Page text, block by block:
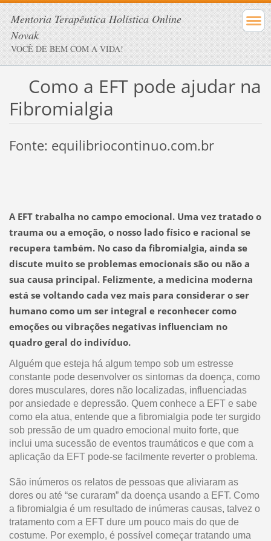
Mentoria Terapêutica Holística Online
Novak
VOCÊ DE BEM COM A VIDA!
Como a EFT pode ajudar na
Fibromialgia
Fonte: equilibriocontinuo.com.br
A EFT trabalha no campo emocional. Uma vez tratado o
trauma ou a emoção, o nosso lado físico e racional se
recupera também. No caso da fibromialgia, ainda se
discute muito se problemas emocionais são ou não a
sua causa principal. Felizmente, a medicina moderna
está se voltando cada vez mais para considerar o ser
humano como um ser integral e reconhecer como
emoções ou vibrações negativas influenciam no
quadro geral do indivíduo.
Alguém que esteja há algum tempo sob um estresse
constante pode desenvolver os sintomas da doença, como
dores musculares, dores não localizadas, influenciadas
por ansiedade e depressão. Quem conhece a EFT e sabe
como ela atua, entende que a fibromialgia pode ter surgido
sob pressão de um quadro emocional muito forte, que
inclui uma sucessão de eventos traumáticos e que com a
aplicação da EFT pode-se facilmente reverter o problema.
São inúmeros os relatos de pessoas que aliviaram as
dores ou até “se curaram” da doença usando a EFT. Como
a fibromialgia é um resultado de inúmeras causas, talvez o
tratamento com a EFT dure um pouco mais do que de
costume. Por exemplo, é possível começar tratando uma